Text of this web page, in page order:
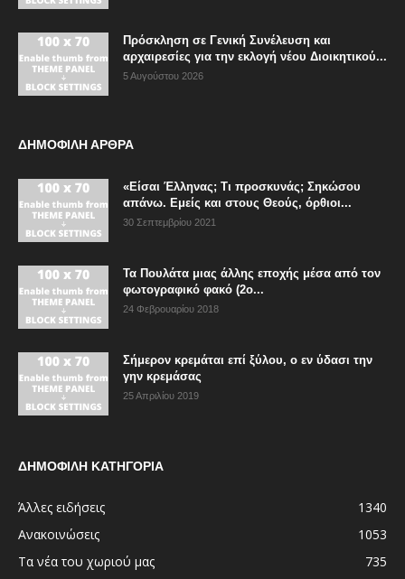
Πρόσκληση σε Γενική Συνέλευση και
αρχαιρεσίες για την εκλογή νέου Διοικητικού...
5 Αυγούστου 2026
ΔΗΜΟΦΙΛΗ ΑΡΘΡΑ
«Είσαι Έλληνας; Τι προσκυνάς; Σηκώσου
απάνω. Εμείς και στους Θεούς, όρθιοι...
30 Σεπτεμβρίου 2021
Τα Πουλάτα μιας άλλης εποχής μέσα από τον
φωτογραφικό φακό (2ο...
24 Φεβρουαρίου 2018
Σήμερον κρεμάται επί ξύλου, ο εν ύδασι την
γην κρεμάσας
25 Απριλίου 2019
ΔΗΜΟΦΙΛΗ ΚΑΤΗΓΟΡΙΑ
Άλλες ειδήσεις
1340
Ανακοινώσεις
1053
Τα νέα του χωριού μας
735